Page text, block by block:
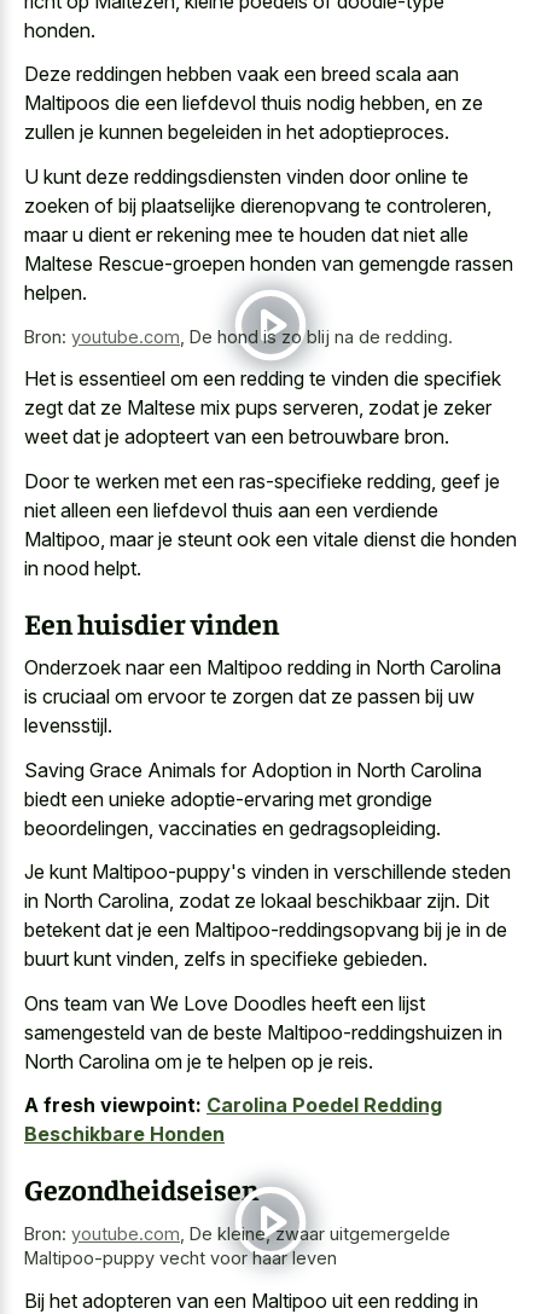
honden.
Deze reddingen hebben vaak een breed scala aan
Maltipoos die een liefdevol thuis nodig hebben, en ze
zullen je kunnen begeleiden in het adoptieproces.
U kunt deze reddingsdiensten vinden door online te
zoeken of bij plaatselijke dierenopvang te controleren,
maaru dient er rekening mee te houden dat niet alle
Maltese Rescue-groepen honden van gemengde rassen
helpen.
Bron: youtube.com De hond is zo blij na de redding.
Het is essentieel om een redding te vinden die specifiek
zegt dat ze Maltese mix pups serveren, zodat je zeker
weet dat je adopteert van een betrouwbare bron.
Door te werken met een ras-specifieke redding, geef je
niet alleen een liefdevol thuis aan een verdiende
Maltipoo, maar je steunt ook een vitale dienst die honden
in nood helpt.
Een huisdier vinden
Onderzoek naar een Maltipoo redding in North Carolina
is cruciaal om ervoor te zorgen dat ze passen bij uw
levensstijl.
Saving Grace Animals for Adoption in North Carolina
biedt een unieke adoptie-ervaring met grondige
beoordelingen, vaccinaties en gedragsopleiding.
Je kunt Maltipoo-puppy's vinden in verschillende steden
in North Carolina, zodat ze lokaal beschikbaar zijn. Dit
betekent dat je een Maltipoo-reddingsopvang bij je in de
buurt kunt vinden, zelfs in specifieke gebieden.
Ons team van We Love Doodles heeft een lijst
samengesteld van de beste Maltipoo-reddingshuizen in
North Carolina om je te helpen op je reis.
A fresh viewpoint: Carolina Poedel Redding
Beschikbare Honden
Gezondheidseisen
Bron: youtube.com De kleine, zwaar uitgemergelde
Maltipoo-puppy vecht voor haar leven
Bij het adopteren van een Maltipoo uit een redding in